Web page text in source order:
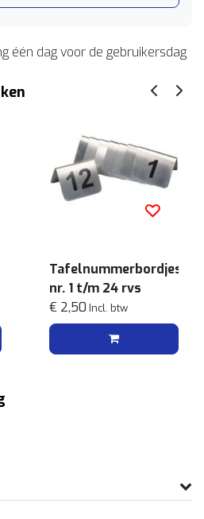
één dag voor de gebruikersdag
Tafelnummerbordjes
nr. 1 t/m 24 rvs
€ 2,50 Incl. btw